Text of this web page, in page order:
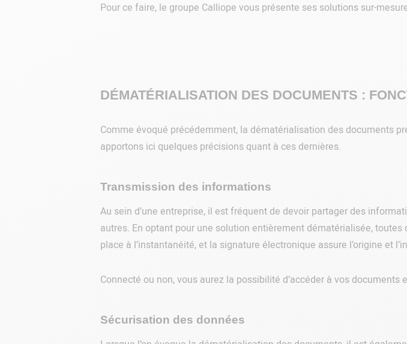
Pour ce faire, le groupe Calliope vous présente ses solutions sur-
DÉMATÉRIALISATION DES DOCUMENTS :
Comme évoqué précédemment, la dématérialisation des documents
apportons ici quelques précisions quant à ces dernières.
Transmission des informations
Au sein d’une entreprise, il est fréquent de devoir partager des
autres. En optant pour une solution entièrement dématérialisée,
place à l’instantanéité, et la signature électronique assure l’origine et
Connecté ou non, vous aurez la possibilité d’accéder à vos documents
Sécurisation des données